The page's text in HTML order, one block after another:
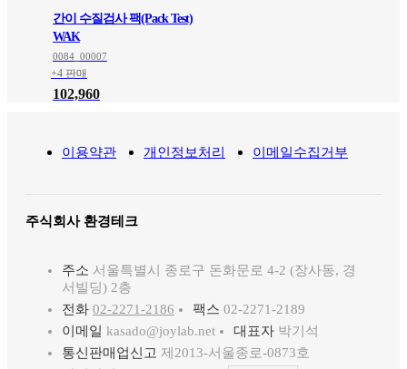
간이 수질검사 팩(Pack Test)
WAK
0084_00007
+4 판매
102,960
이용약관 개인정보처리 이메일수집거부
주식회사 환경테크
주소 서울특별시 종로구 돈화문로 4-2 (장사동, 경
서빌딩) 2층
전화 02-2271-2186 팩스 02-2271-2189
이메일 kasado@joylab.net 대표자 박기석
통신판매업신고 제2013-서울종로-0873호